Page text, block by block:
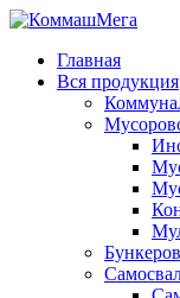
Главная
Вся продукция